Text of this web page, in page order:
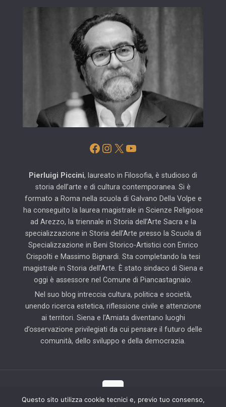
Facebook
Instagram
X YouTube
Pierluigi Piccini, laureato in Filosofia, è studioso di
storia dell’arte e di cultura contemporanea. Si è
formato a Roma nella scuola di Galvano Della Volpe e
ha conseguito la laurea magistrale in Scienze Religiose
ad Arezzo, la triennale in Storia dell’Arte Sacra e la
specializzazione in Storia dell’Arte presso la Scuola di
Specializzazione in Beni Storico-Artistici con Enrico
Crispolti e Massimo Bignardi. Sta completando la tesi
magistrale in Storia dell’Arte. È stato sindaco di Siena e
oggi è assessore nel Comune di Piancastagnaio.
Nel suo blog intreccia cultura, politica e società,
unendo ricerca estetica, riflessione civile e attenzione
ai territori. Siena e l’Amiata diventano luoghi
d’osservazione privilegiati da cui pensare il futuro delle
comunità, dello sviluppo e della democrazia.
Questo sito utilizza cookie tecnici e, previo tuo consenso,